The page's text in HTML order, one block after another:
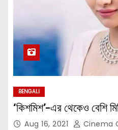
BENGALI
‘কিশমিশ’-এর থেকেও বেশি
Aug 16, 2021 Cinema